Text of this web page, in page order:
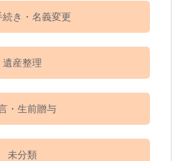
続き・名義変更
遺産整理
・生前贈与
未分類